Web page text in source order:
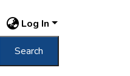
Log In
Search